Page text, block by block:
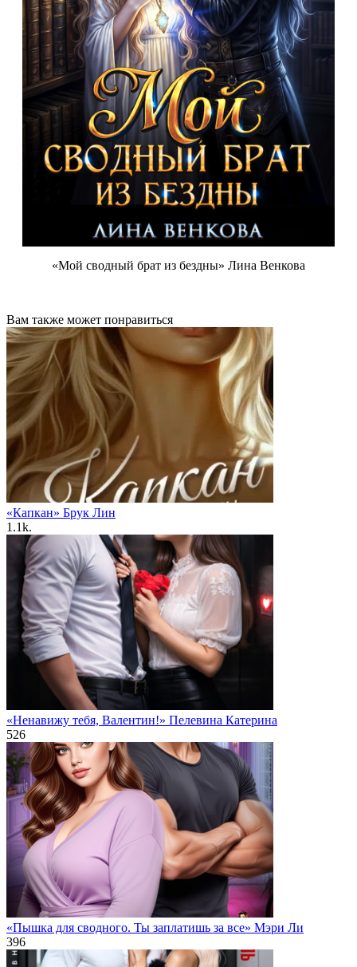
«Мой сводный брат из бездны» Лина Венкова
Вам также может понравиться
«Капкан» Брук Лин
1.1k.
«Ненавижу тебя, Валентин!» Пелевина Катерина
526
«Пышка для сводного. Ты заплатишь за все» Мэри Ли
396